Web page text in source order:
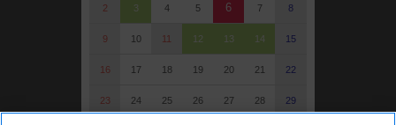
2 3 4 5 6 7 8
9 10 11 12 13 14 15
16 17 18 19 20 21 22
23 24 25 26 27 28 29